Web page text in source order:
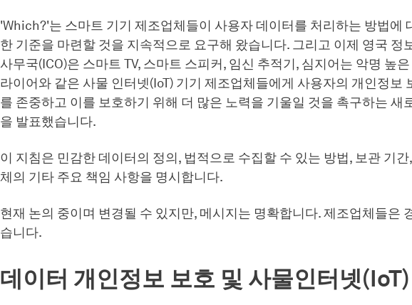
'Which?'는 스마트 기기 제조업체들이 사용자 데이터를 처리하는 방법에
한 기준을 마련할 것을 지속적으로 요구해 왔습니다. 그리고 이제 영국 정
사무국(ICO)은 스마트 TV, 스마트 스피커, 임신 추적기, 심지어는 악명 높
라이어와 같은 사물 인터넷(IoT) 기기 제조업체들에게 사용자의 개인정보
를 존중하고 이를 보호하기 위해 더 많은 노력을 기울일 것을 촉구하는 새
을 발표했습니다.
이 지침은 민감한 데이터의 정의, 법적으로 수집할 수 있는 방법, 보관 기간
체의 기타 주요 책임 사항을 명시합니다.
현재 논의 중이며 변경될 수 있지만, 메시지는 명확합니다. 제조업체들은
습니다.
데이터 개인정보 보호 및 사물인터넷(IoT)